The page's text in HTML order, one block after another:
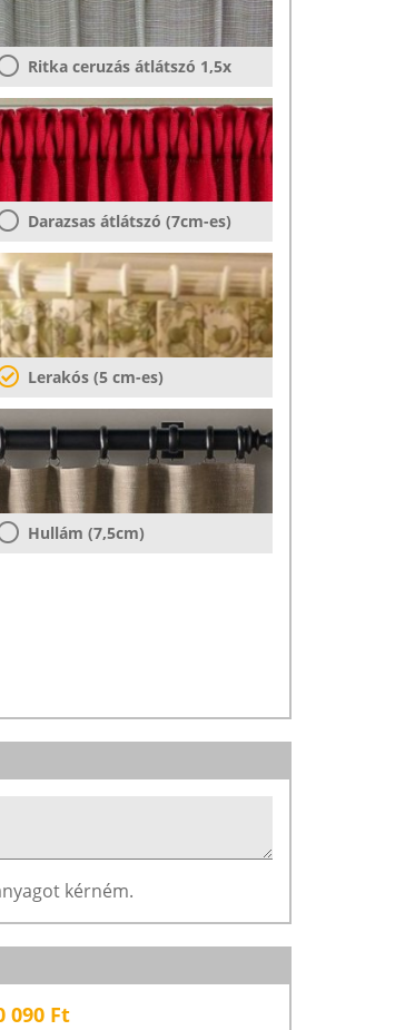
Ritka ceruzás átlátszó 1,5x
Darazsas átlátszó (7cm-es)
Lerakós (5 cm-es)
Hullám (7,5cm)
kérném.
090Ft